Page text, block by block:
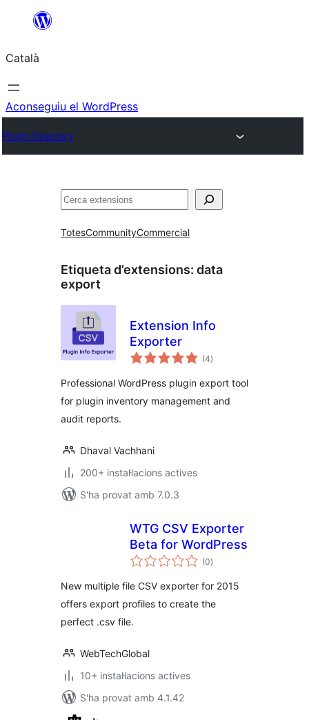
contingut
Català
Aconseguiu el WordPress
Plugin Directory
Cerca
TotesCommunityCommercial
Etiqueta d’extensions: data
export
Extension Info
Exporter
(4puntuacions
totals
)
Professional WordPress plugin export tool
for plugin inventory management and
audit reports.
Dhaval Vachhani
200+ instal·lacions actives
S'ha provat amb 7.0.3
WTG CSV Exporter
Beta for WordPress
(0puntuacions
totals
)
New multiple file CSV exporter for 2015
offers export profiles to create the
perfect .csv file.
WebTechGlobal
10+ instal·lacions actives
S'ha provat amb 4.1.42